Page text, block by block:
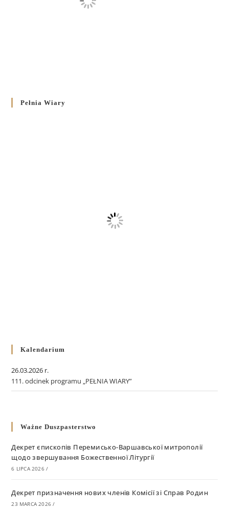
Pełnia Wiary
Kalendarium
26.03.2026 r.
111. odcinek programu „PEŁNIA WIARY”
Ważne Duszpasterstwo
Декрет єпископів Перемисько-Варшавської митрополії
щодо звершування Божественної Літургії
6 LIPCA 2026 /
Декрет призначення нових членів Комісії зі Справ Родин
23 MARCA 2026 /